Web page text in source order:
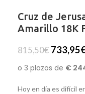
Cruz de
Amarillo 18K
815,50€ 733,95
Hoy en día es difícil